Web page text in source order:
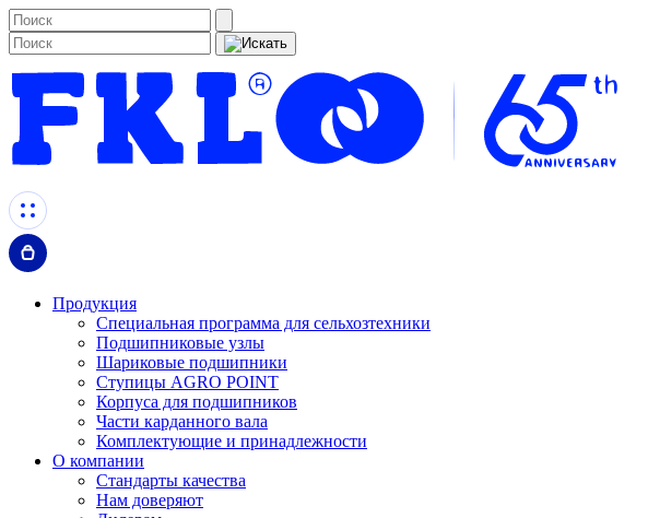
Продукция
Специальная программа для сельхозтехники
Подшипниковые узлы
Шариковые подшипники
Ступицы AGRO POINT
Корпуса для подшипников
Части карданного вала
Комплектующие и принадлежности
О компании
Стандарты качества
Нам доверяют